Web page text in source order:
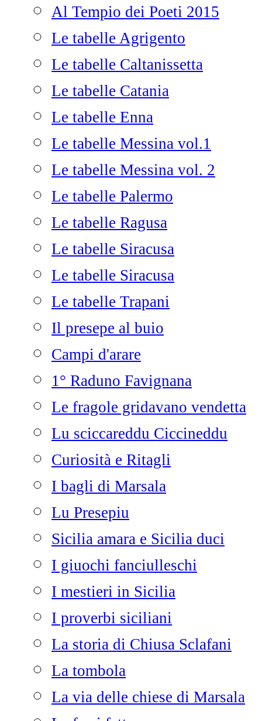
Al Tempio dei Poeti 2015
Le tabelle Agrigento
Le tabelle Caltanissetta
Le tabelle Catania
Le tabelle Enna
Le tabelle Messina vol.1
Le tabelle Messina vol. 2
Le tabelle Palermo
Le tabelle Ragusa
Le tabelle Siracusa
Le tabelle Siracusa
Le tabelle Trapani
Il presepe al buio
Campi d'arare
1° Raduno Favignana
Le fragole gridavano vendetta
Lu sciccareddu Ciccineddu
Curiosità e Ritagli
I bagli di Marsala
Lu Presepiu
Sicilia amara e Sicilia duci
I giuochi fanciulleschi
I mestieri in Sicilia
I proverbi siciliani
La storia di Chiusa Sclafani
La tombola
La via delle chiese di Marsala